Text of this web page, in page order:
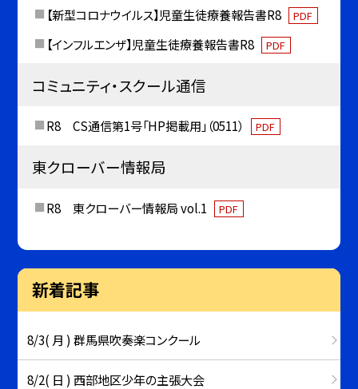
【新型コロナウイルス】児童生徒療養報告書R8 PDF
【インフルエンザ】児童生徒療養報告書R8 PDF
コミュニティ・スクール通信
R8 CS通信第1号「HP掲載用」（0511） PDF
東クローバー情報局
R8 東クローバー情報局 vol.1 PDF
新着記事
8/3( 月 ) 群馬県吹奏楽コンクール
8/2( 日 ) 西部地区少年の主張大会